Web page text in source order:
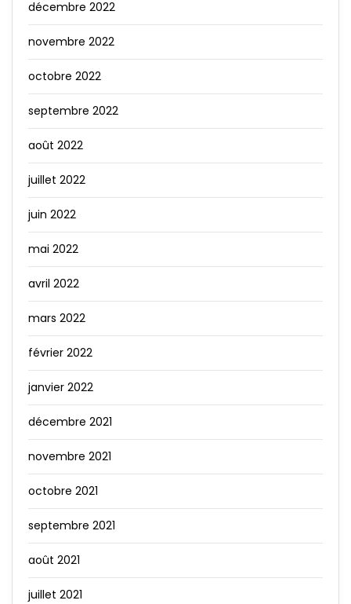
décembre 2022
novembre 2022
octobre 2022
septembre 2022
août 2022
juillet 2022
juin 2022
mai 2022
avril 2022
mars 2022
février 2022
janvier 2022
décembre 2021
novembre 2021
octobre 2021
septembre 2021
août 2021
juillet 2021